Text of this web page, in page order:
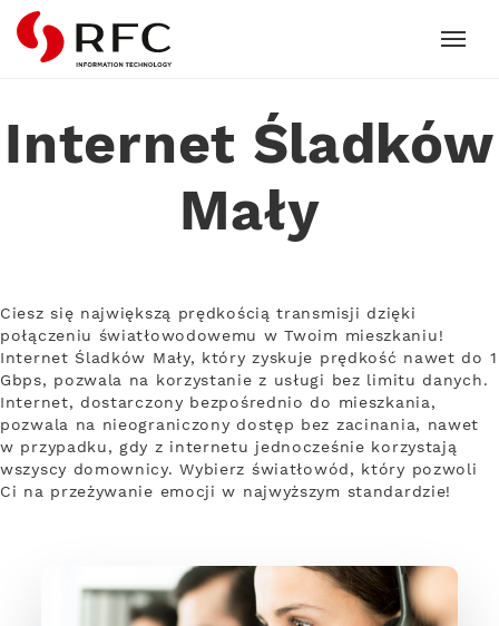
RFC
Internet Śladków
Mały
Ciesz się największą prędkością transmisji dzięki
połączeniu światłowodowemu w Twoim mieszkaniu!
Internet Śladków Mały, który zyskuje prędkość nawet do 1
Gbps, pozwala na korzystanie z usługi bez limitu danych.
Internet, dostarczony bezpośrednio do mieszkania,
pozwala na nieograniczony dostęp bez zacinania, nawet
w przypadku, gdy z internetu jednocześnie korzystają
wszyscy domownicy. Wybierz światłowód, który pozwoli
Ci na przeżywanie emocji w najwyższym standardzie!